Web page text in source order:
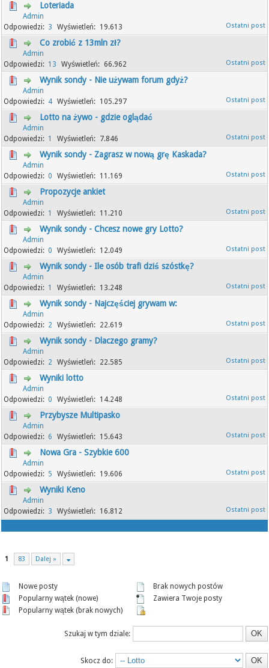
Loteriada
Admin
3
19.613
Co zrobić z 13mln zł?
Admin
13
66.962
Wynik sondy - Nie używam forum gdyż?
Admin
4
105.297
Lotto na żywo - gdzie oglądać
Admin
1
7.846
Wynik sondy - Zagrasz w nową grę Kaskada?
Admin
0
11.169
Propozycje ankiet
Admin
1
11.210
Wynik sondy - Chcesz nowe gry Lotto?
Admin
0
12.049
Wynik sondy - Ile osób trafi dziś szóstkę?
Admin
1
13.248
Wynik sondy - Najczęściej grywam w:
Admin
2
22.619
Wynik sondy - Dlaczego gramy?
Admin
2
22.585
Wyniki lotto
Admin
0
14.248
Przybysze Multipasko
Admin
6
15.643
Nowa Gra - Szybkie 600
Admin
5
19.606
Wyniki Keno
Admin
3
16.812
1 83 Dalej »
Nowe posty
Popularny wątek (nowe)
Popularny wątek (brak nowych)
Brak nowych postów
Zawiera Twoje posty
Szukaj w tym dziale:
Skocz do: